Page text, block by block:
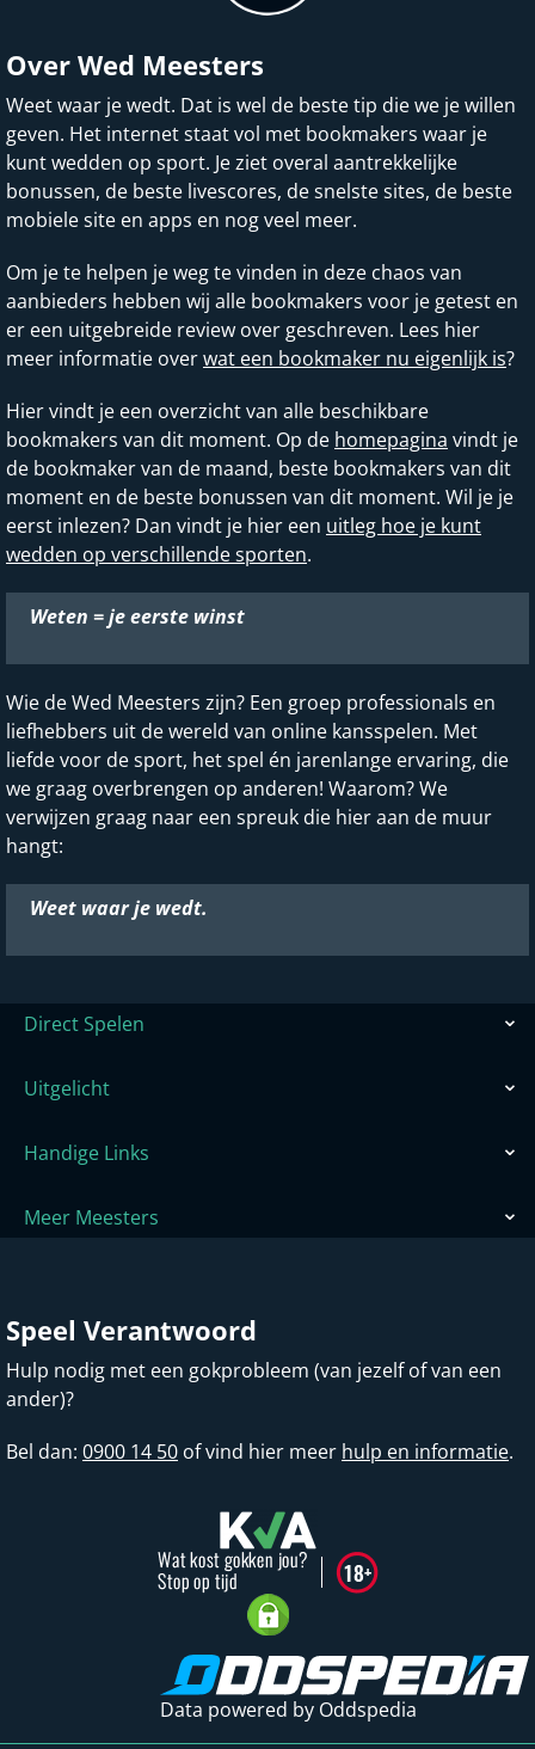
Over Wed Meesters
Weet waar je wedt. Dat is wel de beste tip die we je willen
geven. Het internet staat vol met bookmakers waar je
kunt wedden op sport. Je ziet overal aantrekkelijke
bonussen, de beste livescores, de snelste sites, de beste
mobiele site en apps en nog veel meer.
Om je te helpen je weg te vinden in deze chaos van
aanbieders hebben wij alle bookmakers voor je getest en
er een uitgebreide review over geschreven. Lees hier
meer informatie overwat een bookmaker nu eigenlijk is?
Hier vindt je een overzicht van alle beschikbare
bookmakers van dit moment. Op de homepagina vindt je
de bookmaker van de maand, beste bookmakers van dit
moment en de beste bonussen van dit moment. Wil je je
eerst inlezen? Dan vindt je hier een uitleg hoe je kunt
wedden op verschillende sporten.
Weten = je eerste winst
Wie de Wed Meesters zijn? Een groep professionals en
liefhebbers uit de wereld van online kansspelen. Met
liefde voor de sport, het spel én jarenlange ervaring, die
we graag overbrengen op anderen! Waarom? We
verwijzen graag naar een spreuk die hier aan de muur
hangt:
Weet waar je wedt.
Direct Spelen
Uitgelicht
Handige Links
Meer Meesters
Speel Verantwoord
Hulp nodig met een gokprobleem (van jezelf of van een
ander)?
Bel dan: 0900 14 50 of vind hier meer hulp en informatie.
Data powered by Oddspedia